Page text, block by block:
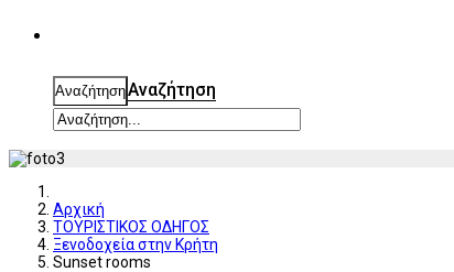
ΑναζήτησηΑναζήτηση
Αρχική
ΤΟΥΡΙΣΤΙΚΟΣ ΟΔΗΓΟΣ
Ξενοδοχεία στην Κρήτη
Sunset rooms